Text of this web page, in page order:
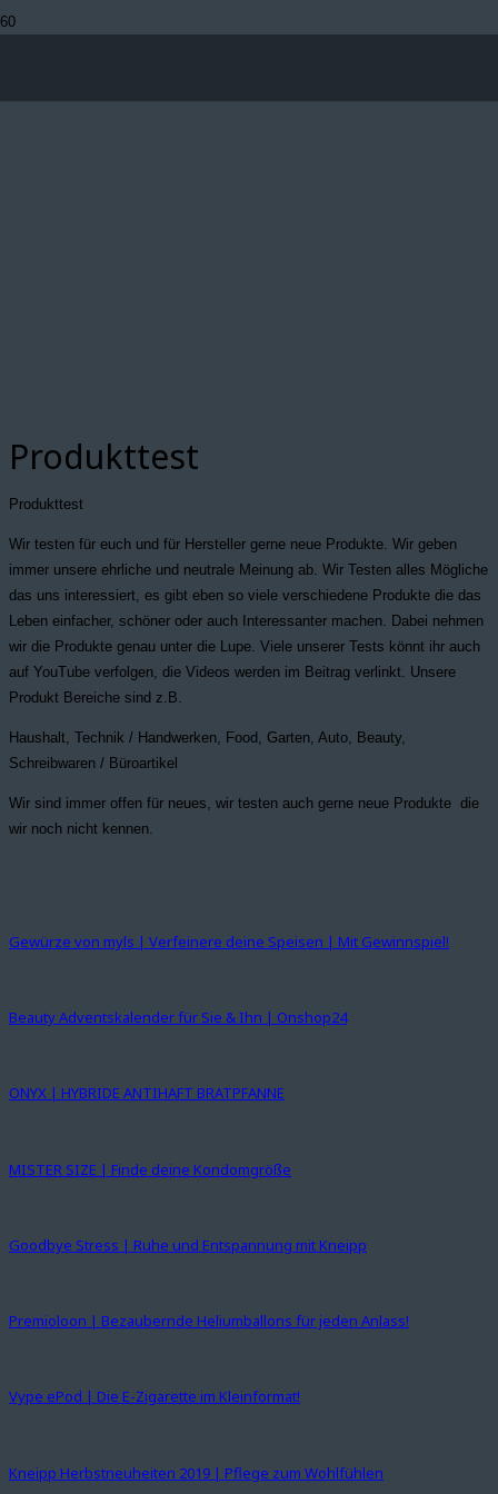
Produkttest
Produkttest
Wir testen für euch und für Hersteller gerne neue Produkte. Wir geben
immer unsere ehrliche und neutrale Meinung ab. Wir Testen alles Mögliche
das uns interessiert, es gibt eben so viele verschiedene Produkte die das
Leben einfacher, schöner oder auch Interessanter machen. Dabei nehmen
wir die Produkte genau unter die Lupe. Viele unserer Tests könnt ihr auch
auf YouTube verfolgen, die Videos werden im Beitrag verlinkt. Unsere
Produkt Bereiche sind z.B.
Haushalt, Technik / Handwerken, Food, Garten, Auto, Beauty,
Schreibwaren / Büroartikel
Wir sind immer offen für neues, wir testen auch gerne neue Produkte die
wir noch nicht kennen.
Gewürze von myls | Verfeinere deine Speisen | Mit Gewinnspiel!
Beauty Adventskalender für Sie & Ihn | Onshop24
ONYX | HYBRIDE ANTIHAFT BRATPFANNE
MISTER SIZE | Finde deine Kondomgröße
Goodbye Stress | Ruhe und Entspannung mit Kneipp
Premioloon | Bezaubernde Heliumballons für jeden Anlass!
Vype ePod | Die E-Zigarette im Kleinformat!
Kneipp Herbstneuheiten 2019 | Pflege zum Wohlfühlen